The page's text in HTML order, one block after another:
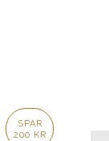
SPAR
200 KR